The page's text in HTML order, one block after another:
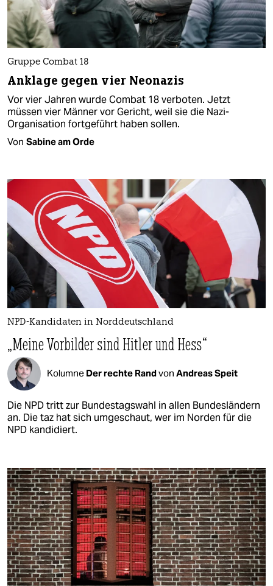
Gruppe Combat 18
Anklage gegen vier Neonazis
Vor vier Jahren wurde Combat 18 verboten. Jetzt
müssen vier Männer vor Gericht, weil sie die Nazi-
Organisation fortgeführt haben sollen.
Von Sabine am Orde
NPD-Kandidaten in Norddeutschland
„Meine Vorbilder sind Hitler und Hess“
Kolumne Der rechte Randvon Andreas Speit
Die NPD tritt zur Bundestagswahl in allen Bundesländern
an. Die taz hat sich umgeschaut, wer im Norden für die
NPD kandidiert.